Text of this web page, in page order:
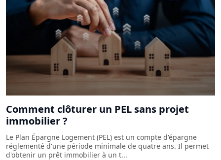
Comment clôturer un PEL sans projet
immobilier ?
Le Plan Épargne Logement (PEL) est un compte d'épargne
réglementé d'une période minimale de quatre ans. Il permet
d'obtenir un prêt immobilier à un t...